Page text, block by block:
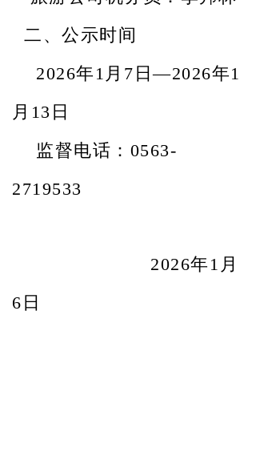
二、公示时间
2026年 1 月 7 日—2026年1
月 13 日
监督电话 ： 0563-
2719533
2026年 1 月
6 日